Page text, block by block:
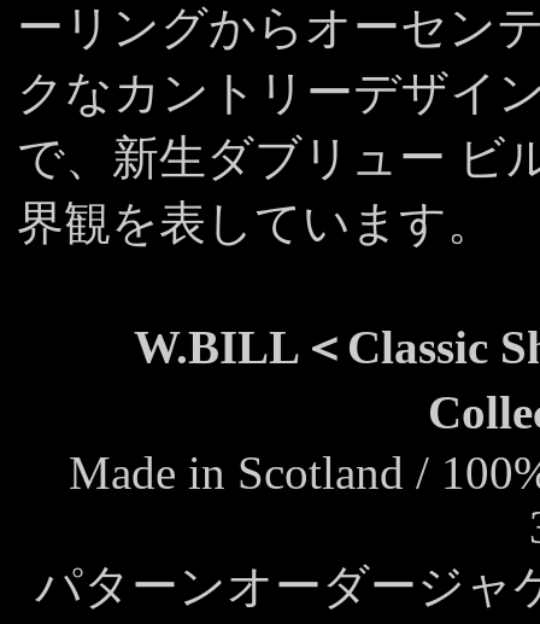
ーリングからオーセン
クなカントリーデザイ
で、新生ダブリュー ビ
界観を表しています。
W.BILL＜Classic
Made in Scotland /
パターンオーダージャ